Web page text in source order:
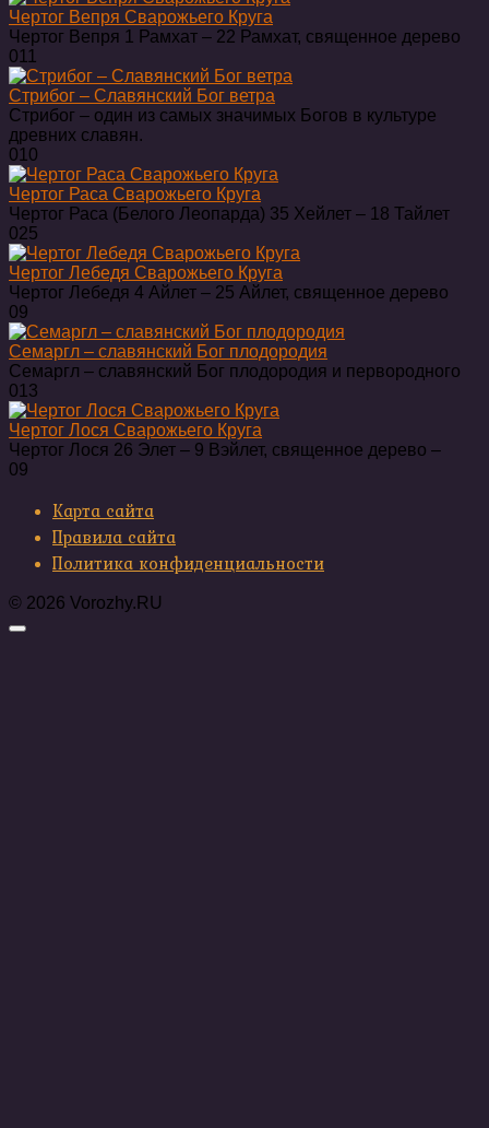
Чертог Вепря Сварожьего Круга
Чертог Вепря 1 Рамхат ‒ 22 Рамхат, священное дерево
011
Стрибог – Славянский Бог ветра
Стрибог – один из самых значимых Богов в культуре
древних славян.
010
Чертог Раса Сварожьего Круга
Чертог Раса (Белого Леопарда) 35 Хейлет ‒ 18 Тайлет
025
Чертог Лебедя Сварожьего Круга
Чертог Лебедя 4 Айлет ‒ 25 Айлет, священное дерево
09
Семаргл – славянский Бог плодородия
Семаргл – славянский Бог плодородия и первородного
013
Чертог Лося Сварожьего Круга
Чертог Лося 26 Элет ‒ 9 Вэйлет, священное дерево ‒
09
Карта сайта
Правила сайта
Политика конфиденциальности
© 2026 Vorozhy.RU